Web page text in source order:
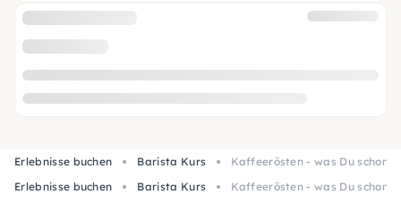
Erlebnisse buchen Barista Kurs
Kaffeerösten - was Du schon
Erlebnisse buchen
Barista Kurs Kaffeerösten - was Du schon